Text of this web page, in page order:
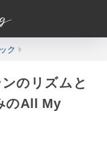
ク
のリズムと
のAll My